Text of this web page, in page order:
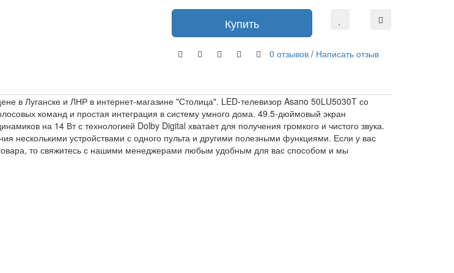
Купить
0 отзывов / Написать отзыв
в Луганске и ЛНР в интернет-магазине "Столица". LED-телевизор Asano 50LU5030T со
команд и простая интеграция в систему умного дома. 49.5-дюймовый экран
на 14 Вт с технологией Dolby Digital хватает для получения громкого и чистого звука.
несколькими устройствами с одного пульта и другими полезными функциями. Если у вас
то свяжитесь с нашими менеджерами любым удобным для вас способом и мы